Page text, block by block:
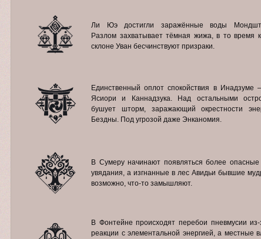
Ли Юэ достигли заражённые воды
Разлом захватывает тёмная жижа, в то время
склоне Уван бесчинствуют призраки.
Единственный оплот спокойствия в Инадзуме
Ясиори и Каннадзука. Над остальными
бушует шторм, заражающий окрестности
Бездны. Под угрозой даже Энканомия.
В Сумеру начинают появляться более
увядания, а изгнанные в лес Авидьи бывшие
возможно, что-то замышляют.
В Фонтейне происходят перебои пневмусии
реакции с элементальной энергией, а местные